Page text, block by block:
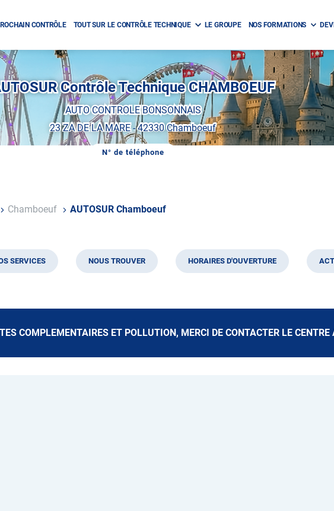
CONTRÔLE TOUT SUR LE CONTRÔLE TECHNIQUE LE GROUPE NOS FORMATIONS
Contrôle Technique CHAMBOEUF
AUTO CONTROLE BONSONNAIS
23 ZA DE LA MARE-42330 Chamboeuf
N° de téléphone
AFFICHER
CENTRE
Chamboeuf AUTOSUR Chamboeuf
SERVICES NOUS TROUVER HORAIRES D'OUVERTURE
COMPLEMENTAIRES ET POLLUTION, MERCI DE CONTACTER LE